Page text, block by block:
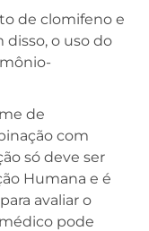
de clomifeno e
o uso do
de
com
só deve ser
Humana e é
avaliar o
pode